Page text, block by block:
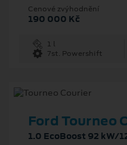
Cenové zvýhodnění
190 000 Kč
1 l
7st. Powershift
Ford Tourneo
1.0 EcoBoost 92 kW/